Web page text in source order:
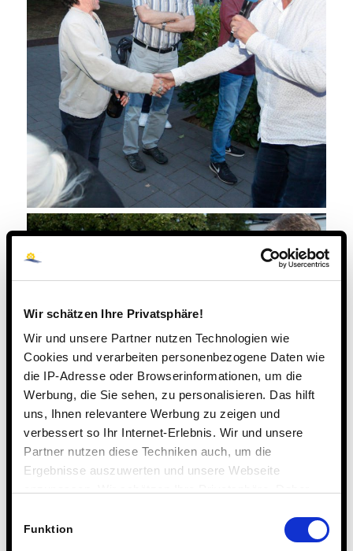
Wir schätzen Ihre Privatsphäre!
Wir und unsere Partner nutzen Technologien wie
Cookies und verarbeiten personenbezogene Daten wie
die IP-Adresse oder Browserinformationen, um die
Werbung, die Sie sehen, zu personalisieren. Das hilft
uns, Ihnen relevantere Werbung zu zeigen und
verbessert so Ihr Internet-Erlebnis. Wir und unsere
Partner nutzen diese Techniken auch, um die
Ergebnisse auszuwerten und unsere Webseite
Technologien.
Funktion